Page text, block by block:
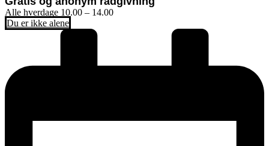
Alle hverdage 10.00 – 14.00
Du er ikke alene